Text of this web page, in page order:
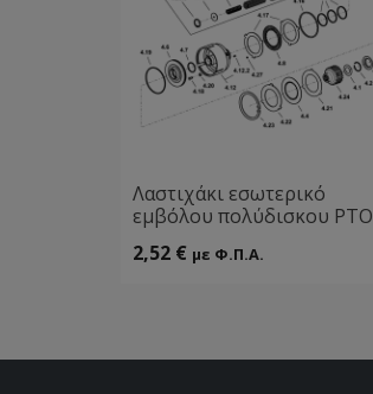
Λαστιχάκι εσωτερικό
εμβόλου πολύδισκου ΡΤΟ
2,52 € με Φ.Π.Α.